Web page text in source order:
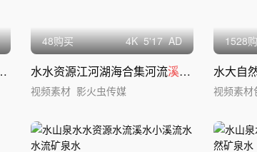
48购买 4K 5'17 AD
水水资源江河湖海合集河流溪流湿地生态自
视频素材 影火虫传媒
1528
视频素材